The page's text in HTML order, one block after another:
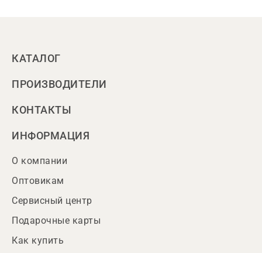
КАТАЛОГ
ПРОИЗВОДИТЕЛИ
КОНТАКТЫ
ИНФОРМАЦИЯ
О компании
Оптовикам
Сервисный центр
Подарочные карты
Как купить